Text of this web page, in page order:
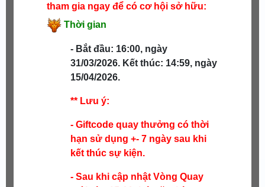
tham gia ngay để có cơ hội sở hữu:
Thời gian
- Bắt đầu: 16:00, ngày
31/03/2026. Kết thúc: 14:59, ngày
15/04/2026.
** Lưu ý:
- Giftcode quay thưởng có thời
hạn sử dụng +- 7 ngày sau khi
kết thúc sự kiện.
- Sau khi cập nhật Vòng Quay